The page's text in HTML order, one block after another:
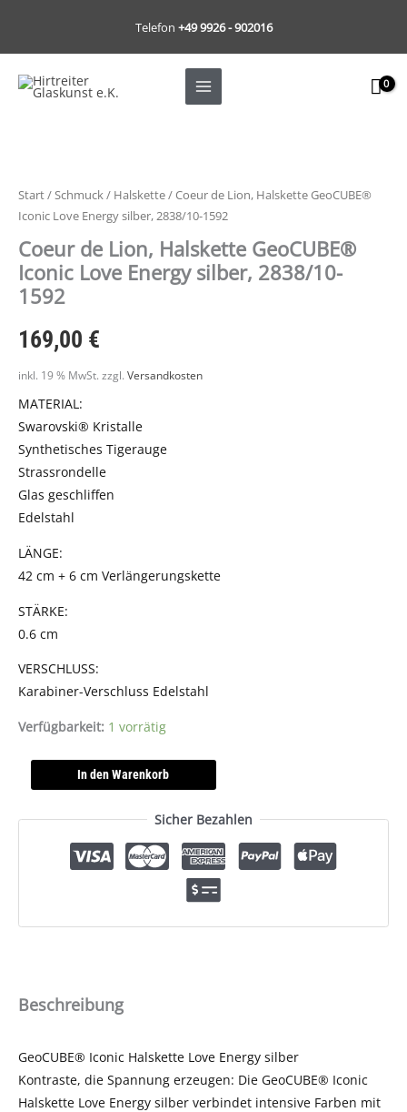
springen
Telefon +49 9926 - 902016
Start/Schmuck/ Halskette/ Coeur de Lion, Halskette GeoCUBE®
Iconic Love Energy silber, 2838/10-1592
Coeur de Lion, Halskette GeoCUBE®
Iconic Love Energy silber, 2838/10-
1592
169,00 €
inkl. 19 % MwSt. zzgl. Versandkosten
MATERIAL:
Swarovski® Kristalle
Synthetisches Tigerauge
Strassrondelle
Glas geschliffen
Edelstahl
LÄNGE:
42 cm + 6 cm Verlängerungskette
STÄRKE:
0.6 cm
VERSCHLUSS:
Karabiner-Verschluss Edelstahl
Verfügbarkeit: 1 vorrätig
Lion,
Halskette
GeoCUBE®
Iconic
Love
Energy
silber,
2838/10-
1592
Menge
In den Warenkorb
Sicher Bezahlen
Beschreibung
GeoCUBE® Iconic Halskette Love Energy silber
Kontraste, die Spannung erzeugen: Die GeoCUBE® Iconic
Halskette Love Energy silber verbindet intensive Farben mit